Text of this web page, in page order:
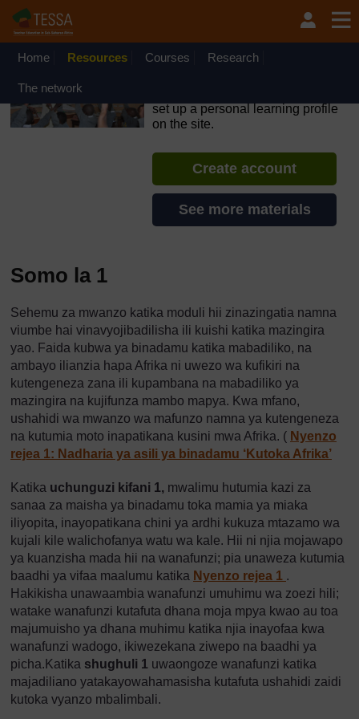
Ruka hadi kwa yaliyomo
OpenLearn Create will be unavailable on Wednesday 12
August 2026 from 8am to 10.30am (GMT) due to routine
Home Resources Courses Research
The network
set up a personal learning profile
on the site.
Create account
See more materials
Somo la 1
Sehemu za mwanzo katika moduli hii zinazingatia namna
viumbe hai vinavyojibadilisha ili kuishi katika mazingira
yao. Faida kubwa ya binadamu katika mabadiliko, na
ambayo ilianzia hapa Afrika ni uwezo wa kufikiri na
kutengeneza zana ili kupambana na mabadiliko ya
mazingira na kujifunza mambo mapya. Kwa mfano,
ushahidi wa mwanzo wa mafunzo namna ya kutengeneza
na kutumia moto inapatikana kusini mwa Afrika. ( Nyenzo
rejea 1: Nadharia ya asili ya binadamu ‘Kutoka Afrika’
Katika uchunguzi kifani 1, mwalimu hutumia kazi za
sanaa za maisha ya binadamu toka mamia ya miaka
iliyopita, inayopatikana chini ya ardhi kukuza mtazamo wa
kujali kile walichofanya watu wa kale. Hii ni njia mojawapo
ya kuanzisha mada hii na wanafunzi; pia unaweza kutumia
baadhi ya vifaa maalumu katika Nyenzo rejea 1 .
Hakikisha unawaambia wanafunzi umuhimu wa zoezi hili;
watake wanafunzi kutafuta dhana moja mpya kwao au toa
majumuisho ya dhana muhimu katika njia inayofaa kwa
wanafunzi wadogo, ikiwezekana ziwepo na baadhi ya
picha.Katika shughuli 1 uwaongoze wanafunzi katika
majadiliano yatakayowahamasisha kutafuta ushahidi zaidi
kutoka vyanzo mbalimbali.